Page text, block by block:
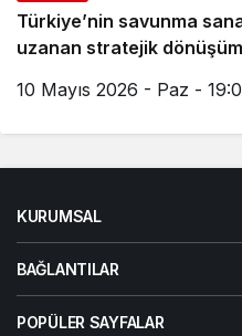
Türkiye’nin savunma
uzanan stratejik dönüşüm
10 Mayıs 2026 - Paz -
KURUMSAL
BAĞLANTILAR
POPÜLER SAYFALAR